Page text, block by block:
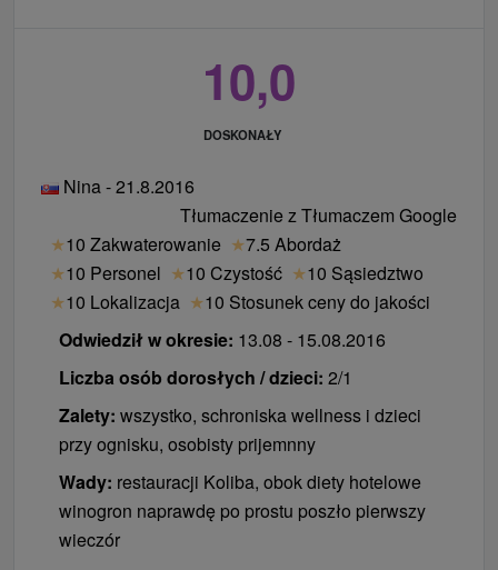
- zakwaterowanie w stylowych pokojach i
apartamentach w materace piankowe pamięci Ortosen
- śniadanie z kolacją - śniadanie bogaty bufet z
się przed gośćmi, podwieczorek - filiżanka kawy lub
herbaty z dodatkami słodycze z miejscowym hotelu,
wybór kolacji z menu dla smakoszy 4 dań w miłej
restauracji, polowanie restauracja z kominkiem
- darmowy dostęp do wyłącznego charakteru centrum
odnowy biologicznej o powierzchni 1760 m2- Aqua &
wspaniały świat wodny mrówek FERDA i sól Spring
wyłącznym Vital & Świat saun z przeglądowy
relaksacyjne w godzinach otwarcia
- bezpłatny wstęp do Aqua i dzieci z jacuzzi i basenie
solankowym Codziennie od 7:00 do 10:00 pm.
- szlafrok i spa kapcie podczas pobytu
10,0
DOSKONAŁY
Nina - 21.8.2016
Tłumaczenie z Tłumaczem Google
★10 Zakwaterowanie ★7.5 Abordaż
★10 Personel ★10 Czystość ★10 Sąsiedztwo
★10 Lokalizacja ★10 Stosunek ceny do jakości
Odwiedził w okresie: 13.08 - 15.08.2016
Liczba osób dorosłych / dzieci: 2/1
Zalety: wszystko, schroniska wellness i dzieci
przy ognisku, osobisty prijemnny
Wady: restauracji Koliba, obok diety hotelowe
winogron naprawdę po prostu poszło pierwszy
wieczór